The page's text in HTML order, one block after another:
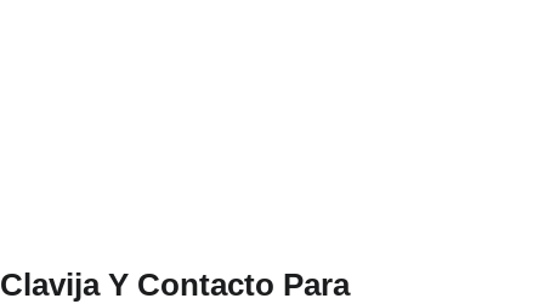
Clavija Y Contacto Para